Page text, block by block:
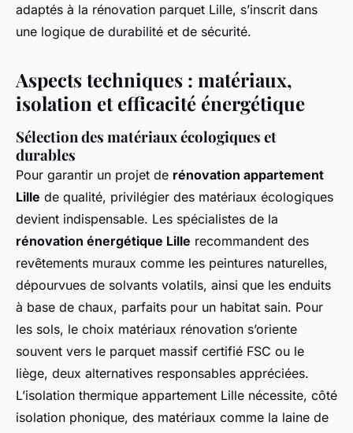
adaptés à la rénovation parquet Lille, s’inscrit dans
une logique de durabilité et de sécurité.
Aspects techniques : matériaux,
isolation et efficacité énergétique
Sélection des matériaux écologiques et
durables
Pour garantir un projet de rénovation appartement
Lille de qualité, privilégier des matériaux écologiques
devient indispensable. Les spécialistes de la
rénovation énergétique Lille recommandent des
revêtements muraux comme les peintures naturelles,
dépourvues de solvants volatils, ainsi que les enduits
à base de chaux, parfaits pour un habitat sain. Pour
les sols, le choix matériaux rénovation s’oriente
souvent vers le parquet massif certifié FSC ou le
liège, deux alternatives responsables appréciées.
L’isolation thermique appartement Lille nécessite, côté
isolation phonique, des matériaux comme la laine de